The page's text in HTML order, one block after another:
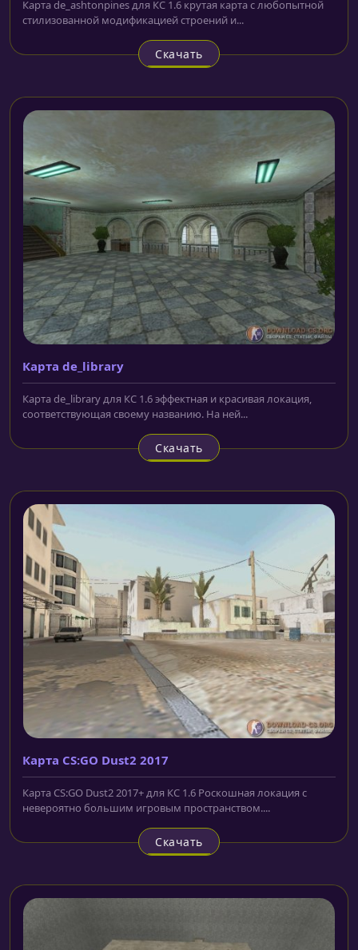
Карта de_ashtonpines для КС 1.6 крутая карта с любопытной
стилизованной модификацией строений и...
Скачать
Карта de_library
Карта de_library для КС 1.6 эффектная и красивая локация,
соответствующая своему названию. На ней...
Скачать
Карта CS:GO Dust2 2017
Карта CS:GO Dust2 2017+ для КС 1.6 Роскошная локация с
невероятно большим игровым пространством....
Скачать